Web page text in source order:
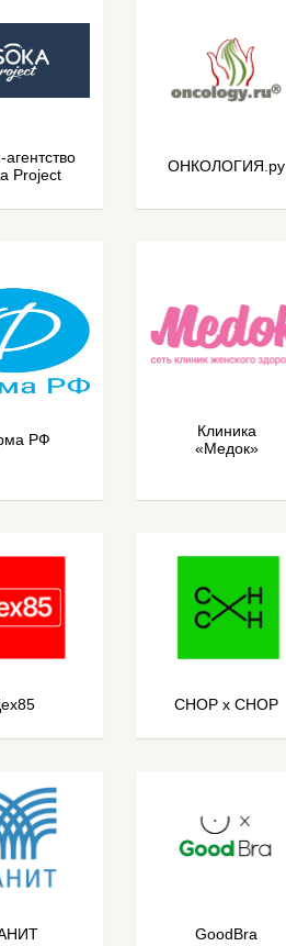
Project
ОНКОЛОГИЯ.ру
РФ
Клиника
«Медок»
CHOP x CHOP
GoodBra